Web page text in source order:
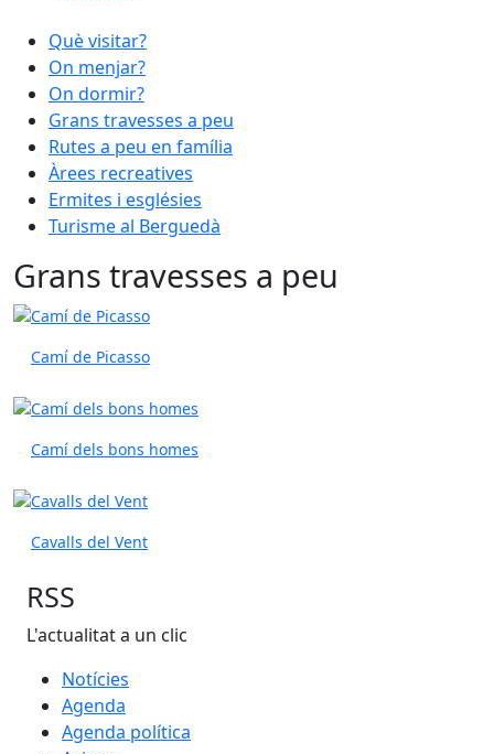
Què visitar?
On menjar?
On dormir?
Grans travesses a peu
Rutes a peu en família
Àrees recreatives
Ermites i esglésies
Turisme al Berguedà
Grans travesses a peu
Camí de Picasso
Camí dels bons homes
Cavalls del Vent
RSS
L'actualitat a un clic
Notícies
Agenda
Agenda política